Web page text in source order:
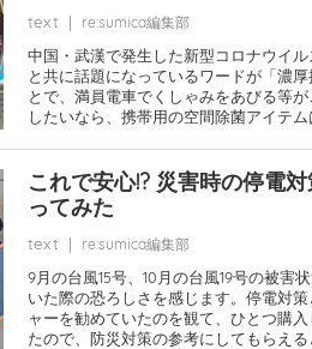
text | re:sumica編集部
中国・武漢で発生した新型コロナウイ
と共に話題になっているワードが「濃
とで、満員電車でくしゃみをあびる等
したいなら、携帯用の空間除菌アイテム
これで安心!? 災害時の停電対策に「ソーラーチャージャー」を買
ってみた
text | re:sumica編集部
9月の台風15号、10月の台風19号の被害
いた際の恐ろしさを感じます。停電対
ャーを勧めていたのを観て、ひとつ購
たので、防災対策の参考にしてもらえる